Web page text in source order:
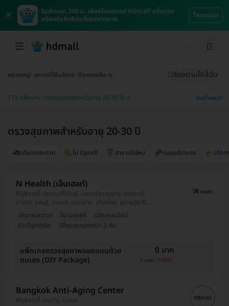
×
รับส่วนลด 200 บ. เพียงโหลดแอป HDmall ครั้งแรก
พร้อมรับสิทธิประโยชน์มากมาย
โหลดเลย
หมวดหมู่ สถานที่ให้บริการ ตัวกรองอื่น ๆ เรียงตามใกล้ฉัน
175 แพ็กเกจ ตรวจสุขภาพสำหรับอายุ 20-30 ปี ลบทั้งหมด
เดินทางสะดวก ไม่ Upsell สาขาเปิดใหม่ แบรนด์มาแรง นวัตก
ตรวจสุขภาพสำหรับอายุ 20-30 ปี
N Health (เอ็นเฮลท์)
ให้บริการที่ ประจวบคีรีขันธ์, นครศรีธรรมราช, อุดรธานี,
บางรัก, ชลบุรี, บางแค, ขอนแก่น, เชียงใหม่, สุราษฎ์ธานี,
เชียงราย, ปราจีนบุรี, ห้วยขวาง, พระนครศรีอยุธยา, ชุมพร,
จันทบุรี, สมุทรสาคร, สมุทรปราการ, บริการนอกสถานที่,
สงขลา, สุพรรณบุรี, สุราษฎร์ธานี, อุบลราชธานี, กระบี่,
ปทุมธานี, ระยอง, นครราชสีมา, กาญจนบุรี, ภูเก็ต
เดินทางสะดวก ไม่ Upsell
นวัตกรรมใหม่
รีวิวดีลูกค้ารัก
มีที่จอดรถมากกว่า 3 คัน
แพ็กเกจตรวจสุขภาพออกแบบด้วย
ตนเอง (DIY Package)
0 บาท
1 บาท -100%
Bangkok Anti-Aging Center
ให้บริการที่ ปทุมวัน, บางนา